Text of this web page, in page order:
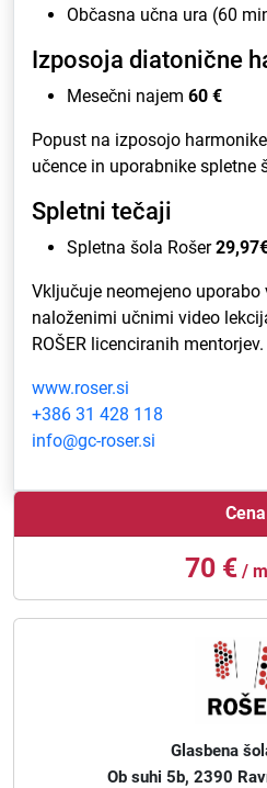
Občasna učna ura (60
Izposoja diatonične
Mesečni najem 60 €
Popust na izposojo
učence in uporabnike spletne
Spletni tečaji
Spletna šola Rošer
Vključuje neomejeno
naloženimi učnimi video
ROŠER licenciranih mentorjev.
www.roser.si
+386 31 428 118
info@gc-roser.si
Cena
70 € /
Glasbena
Ob suhi 5b, 2390